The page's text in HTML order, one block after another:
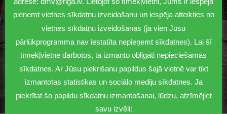
Dzeramā ūdens brīvkrānu izvietojums
Māju atjaunošana
Pakalpojumu uzraudzība
pieņemt vietnes sīkdatņu izveidošanu un iespēja atteikties no
vietnes sīkdatņu izveidošanas (ja vien Jūsu
pārlūkprogramma nav iestatīta nepieņemt sīkdatnes). Lai šī
tīmekļvietne darbotos, tā izmanto obligāti nepieciešamās
sīkdatnes. Ar Jūsu piekrišanu papildus šajā vietnē var tikt
izmantotas statistikas un sociālo mediju sīkdatnes. Ja
piekrītat šo papildu sīkdatņu izmantošanai, lūdzu, atzīmējiet
savu izvēli: